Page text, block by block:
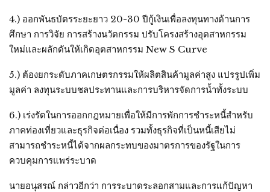
4.) ออกพันธบัตรระยะยาว 20-30 ปีกู้เงินเพื่อลงทุนทางด้านการ
ศึกษา การวิจัย การสร้างนวัตกรรม ปรับโครงสร้างอุตสาหกรรม
ใหม่และผลักดันให้เกิดอุตสาหกรรม New S Curve
5.) ต้องยกระดับภาคเกษตรกรรมให้ผลิตสินค้ามูลค่าสูง แปรรูปเพิ่ม
มูลค่า ลงทุนระบบชลประทานและการบริหารจัดการน้ำทั้งระบบ
6.) เร่งรัดในการออกกฎหมายเพื่อให้มีการพักการชำระหนี้สำหรับ
ภาคท่องเที่ยวและธุรกิจต่อเนื่อง รวมทั้งธุรกิจที่เป็นหนี้เสียไม่
สามารถชำระหนี้ได้จากผลกระทบของมาตรการของรัฐในการ
ควบคุมการแพร่ระบาด
นายอนุสรณ์ กล่าวอีกว่า การระบาดระลอกสามและการแก้ปัญหา